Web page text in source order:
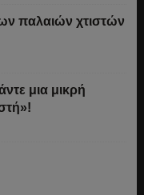
παλαιών χτιστών
μια μικρή